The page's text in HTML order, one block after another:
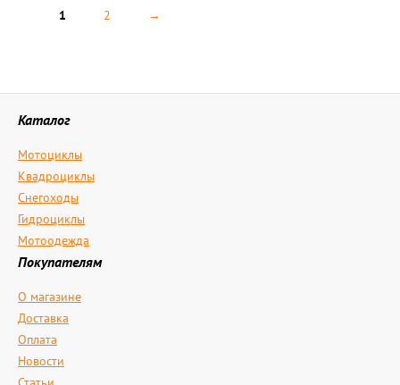
1 2 →
Каталог
Мотоциклы
Квадроциклы
Снегоходы
Гидроциклы
Мотоодежда
Покупателям
О магазине
Доставка
Оплата
Новости